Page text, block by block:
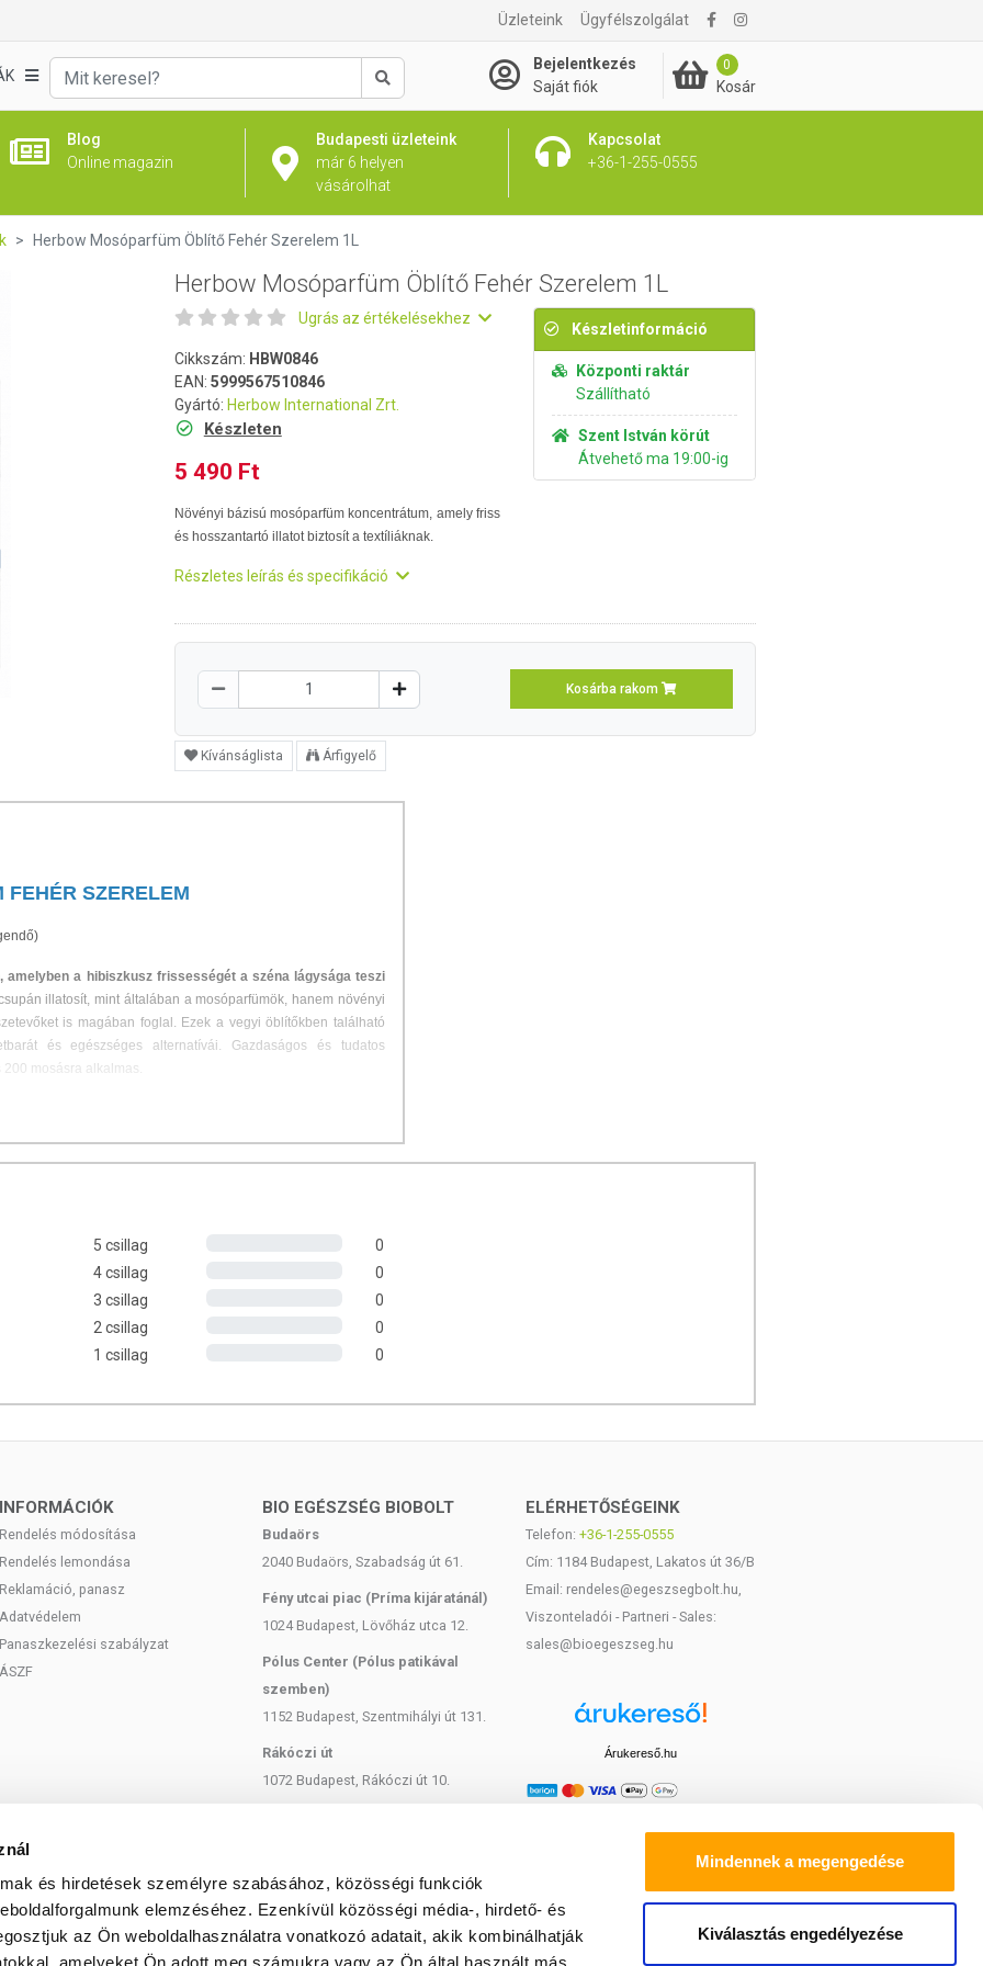
és hirdetések személyre szabásához, közösségi funkciók
elemzéséhez. Ezenkívül közösségi média-, hirdető- és
az Ön weboldalhasználatra vonatkozó adatait, akik kombinálhatják
Mindennek a megengedése
Kiválasztás engedélyezése
Üzleteink Ügyfélszolgálat
Keresés
Bejelentkezés
Saját fiók
0
Kosár
Blog
Online magazin
Budapesti üzleteink
már 6 helyen
vásárolhat
Kapcsolat
+36-1-255-0555
5 490 Ft Kosárba rakom
Herbow Mosóparfüm Öblítő Fehér Szerelem 1L
Herbow Mosóparfüm Öblítő Fehér Szerelem 1L
Ugrás az értékelésekhez
Cikkszám: HBW0846
EAN: 5999567510846
Gyártó: Herbow International Zrt.
Készleten
5 490 Ft
Növényi bázisú mosóparfüm koncentrátum, amely friss
és hosszantartó illatot biztosít a textíliáknak.
Részletes leírás és specifikáció
Készletinformáció
Központi raktár
Szállítható
Szent István körút
Átvehető ma 19:00-ig
Kosárba rakom
Kívánságlista Árfigyelő
FEHÉR SZERELEM
amelyben a hibiszkusz frissességét a széna lágysága teszi
illatosít, mint általában a mosóparfümök, hanem növényi
is magában foglal. Ezek a vegyi öblítőkben található
és egészséges alternatívái. Gazdaságos és tudatos
mosásra alkalmas.
a mosógép öblítőrekeszébe. Szükség szerint vízzel
textilöblítő koncentrátum egy termékben
hatóanyagokat tartalmaz
(RSPO) használunk
limonene, butylphenyl methylpropional,coumarin, geraniol,
TERMÉKRŐL
távol tartandó!
5 csillag
0
4 csillag
0
3 csillag
0
2 csillag
0
1 csillag
0
INFORMÁCIÓK
Rendelés módosítása
Rendelés lemondása
Reklamáció, panasz
Adatvédelem
Panaszkezelési szabályzat
ÁSZF
BIO EGÉSZSÉG BIOBOLT
Budaörs
2040 Budaörs, Szabadság út 61.
Fény utcai piac (Príma kijáratánál)
1024 Budapest, Lövőház utca 12.
Pólus Center (Pólus patikával
szemben)
1152 Budapest, Szentmihályi út 131.
Rákóczi út
1072 Budapest, Rákóczi út 10.
Bartók Béla
1114 Budapest, Bartók Béla út 71.
ELÉRHETŐSÉGEINK
Telefon: +36-1-255-0555
Cím: 1184 Budapest, Lakatos út 36/B
Email: rendeles@egeszsegbolt.hu,
Viszonteladói - Partneri - Sales:
sales@bioegeszseg.hu
Árukereső.hu